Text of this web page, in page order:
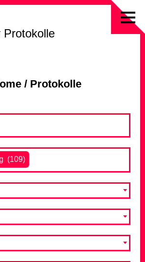
to
Protokolle
/ Protokolle
(109)